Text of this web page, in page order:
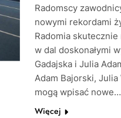
Radomscy
nowymi rekordami
Radomia skutecznie
w dal doskonałymi
Gadajska i Julia
Adam Bajorski,
mogą wpisać nowe…
Więcej